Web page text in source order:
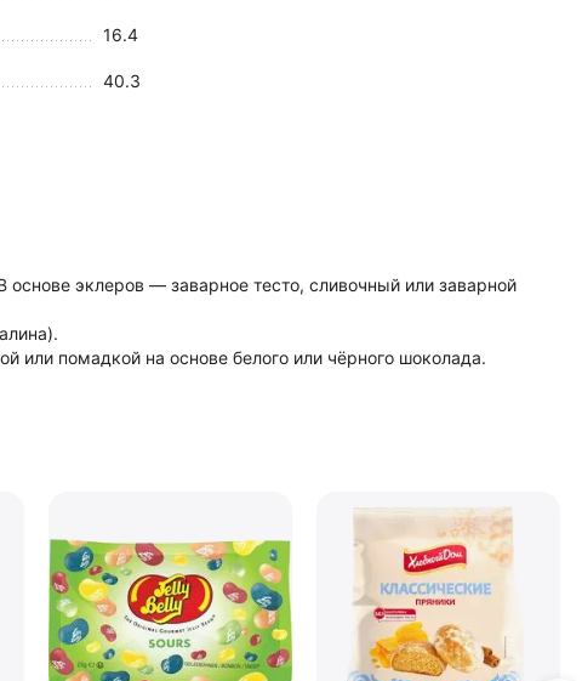
16.4
40.3
эклеров — заварное тесто, сливочный или заварной
помадкой на основе белого или чёрного шоколада.
Mamba Фрумеладки
Команда Пиратов, мармелад
жевательный с фруктовым
соком и витаминами,
ассорти фруктовых и
ягодных вкусов, 70г / Мамба
В наличии
₽